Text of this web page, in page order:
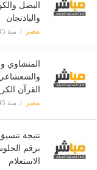
البصل
والباذنجان
مصر منذ 45 دقيقة
المنشاوي
القرآن
مصر منذ 45 دقيقة
برقم
الاستعلام